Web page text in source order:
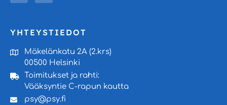
YHTEYSTIEDOT
Mäkelänkatu 2A (2.krs)
00500 Helsinki
Toimitukset ja rahti:
Vääksyntie C-rapun kautta
psy@psy.fi